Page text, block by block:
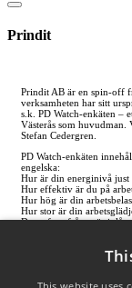
Prindit
Prindit AB är en spin-off
verksamheten har sitt
s.k. PD Watch-enkäten –
Västerås som huvudman.
Stefan Cedergren.
PD Watch-enkäten
engelska:
Hur är din energinivå
Hur effektiv är du på
Hur hög är din
Hur stor är din
Dessa fyra frågor är
Hasson, D. and K.